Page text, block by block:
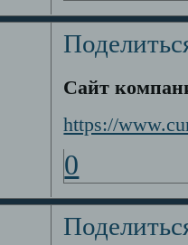
Сайт
https://
0